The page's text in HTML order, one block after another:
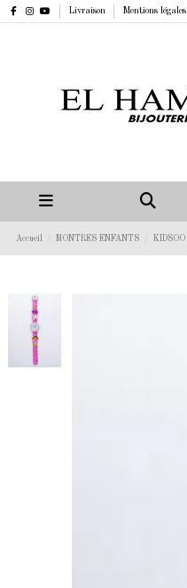
Livraison Mentions légales
Accueil MONTRES ENFANTS KIDSOO